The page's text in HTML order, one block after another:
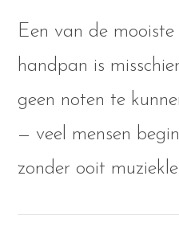
VIEW
Een van de
handpan is
geen noten te
— veel mensen
zonder ooit